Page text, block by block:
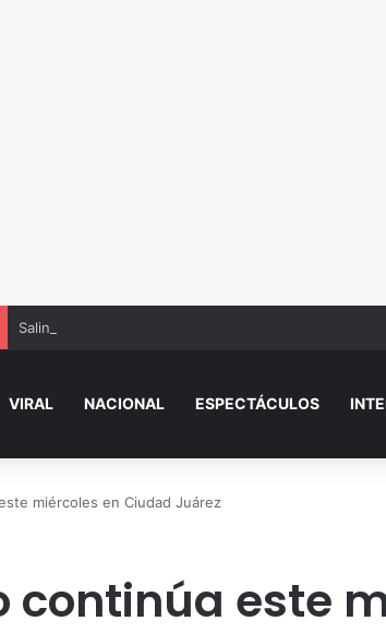
Salinas Pliego explica por qué sacó a Aristegui y
VIRAL NACIONAL ESPECTÁCULOS
miércoles en Ciudad Juárez
continúa este